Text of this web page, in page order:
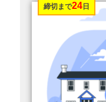
締切まで24 日